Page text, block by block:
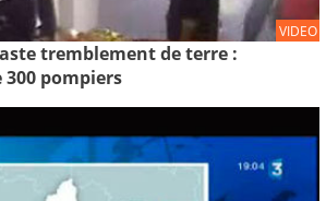
VIDEO
tremblement de terre :
pompiers